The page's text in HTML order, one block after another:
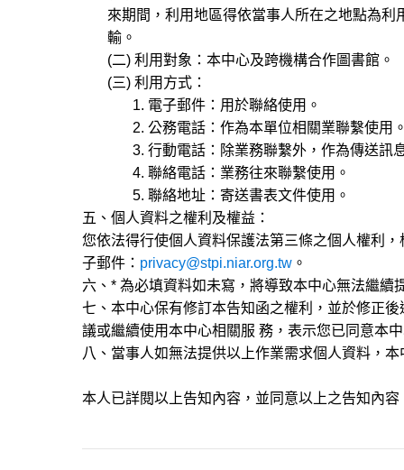
來期間，利用地區得依當事人所在之地點為利
輸。
(二) 利用對象：本中心及跨機構合作圖書館。
(三) 利用方式：
1. 電子郵件：用於聯絡使用。
2. 公務電話：作為本單位相關業聯繫使用
3. 行動電話：除業務聯繫外，作為傳送訊
4. 聯絡電話：業務往來聯繫使用。
5. 聯絡地址：寄送書表文件使用。
五、個人資料之權利及權益：
您依法得行使個人資料保護法第三條之個人權利
子郵件： privacy@stpi.niar.org.tw 。
六、* 為必填資料如未寫，將導致本中心無法繼續
七、本中心保有修訂本告知函之權利，並於修正
議或繼續使用本中心相關服 務，表示您已同意本
八、當事人如無法提供以上作業需求個人資料，
本人已詳閱以上告知內容，並同意以上之告知內容